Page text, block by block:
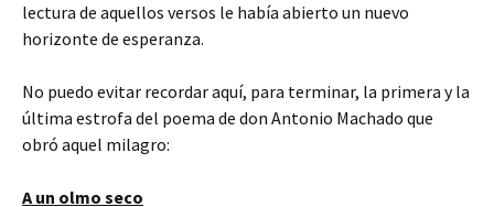
lectura de aquellos versos le había abierto un nuevo
horizonte de esperanza.
No puedo evitar recordar aquí, para terminar, la primera y la
última estrofa del poema de don Antonio Machado que
obró aquel milagro:
A un olmo seco